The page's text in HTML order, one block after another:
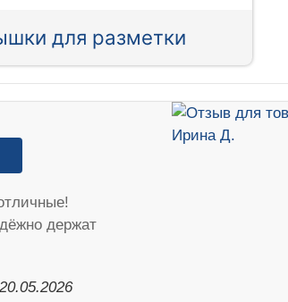
для разметки
держат